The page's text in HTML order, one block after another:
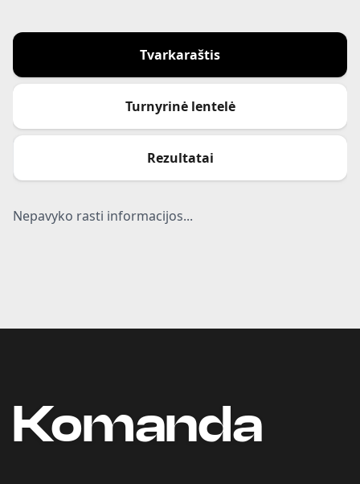
Tvarkaraštis
Turnyrinė lentelė
Rezultatai
Nepavyko rasti informacijos...
Komanda